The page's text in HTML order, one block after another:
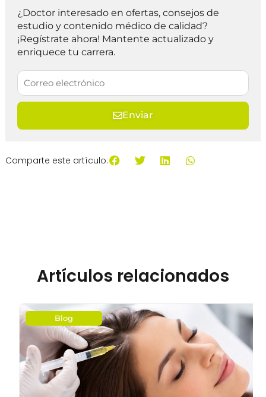
¿Doctor interesado en ofertas, consejos de
estudio y contenido médico de calidad?
¡Regístrate ahora! Mantente actualizado y
enriquece tu carrera.
Enviar
Comparte este artículo:
Artículos relacionados
Blog